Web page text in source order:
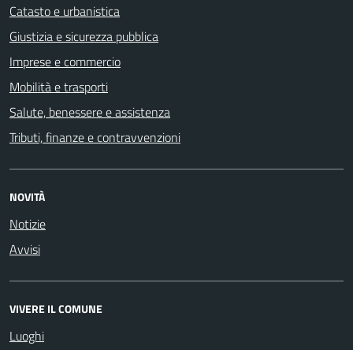
Catasto e urbanistica
Giustizia e sicurezza pubblica
Imprese e commercio
Mobilità e trasporti
Salute, benessere e assistenza
Tributi, finanze e contravvenzioni
NOVITÀ
Notizie
Avvisi
VIVERE IL COMUNE
Luoghi